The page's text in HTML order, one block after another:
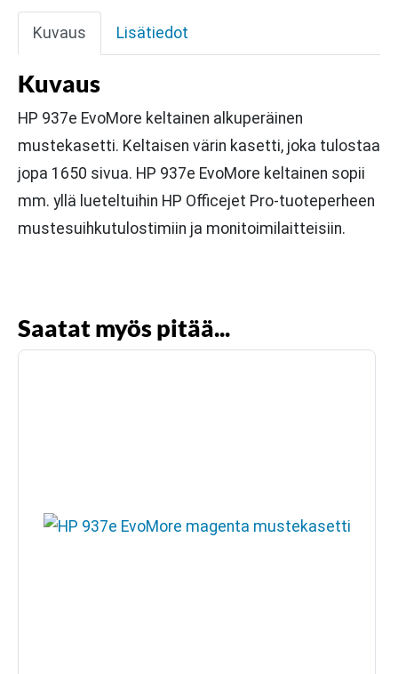
Kuvaus Lisätiedot
Kuvaus
HP 937e EvoMore keltainen alkuperäinen
mustekasetti. Keltaisen värin kasetti, joka tulostaa
jopa 1650 sivua. HP 937e EvoMore keltainen sopii
mm. yllä lueteltuihin HP Officejet Pro-tuoteperheen
mustesuihkutulostimiin ja monitoimilaitteisiin.
Saatat myös pitää...